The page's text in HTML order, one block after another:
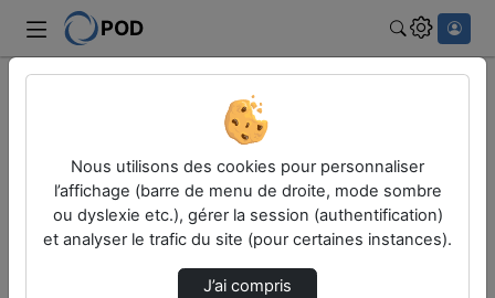
POD
15 vidéos trouvées
Audio Vidéo
Direction de tri
Nous utilisons des cookies pour personnaliser
l’affichage (barre de menu de droite, mode sombre
ou dyslexie etc.), gérer la session (authentification)
et analyser le trafic du site (pour certaines instances).
J’ai compris